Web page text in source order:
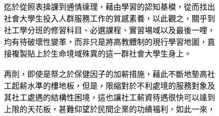
迄於從照表操課到通情達理，藉由學習的認知基模，從而找出
社會大學生投入人群服務工作的質感素養，以此觀之，關乎到
社工學分班的修習科目、必選課程、實習場域以及最後一哩，
均有待破壞性變革，而非只是將高教體制的現行學習地圖，直
接複製貼上於生命境域殊異的這一群社會大學生身上。
再則，即使是祭之於保健因子的加薪措施，藉此不斷地墊高社
工起薪水準的樓地板，但是，限縮對於不利處境的服務對象及
其社工處遇的結構性困境，這也讓社工薪資待遇很快可以達到
上限的天花板，甚難仰望於民間企業的功績福利，如此一來，